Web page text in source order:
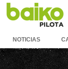
NOTICIAS